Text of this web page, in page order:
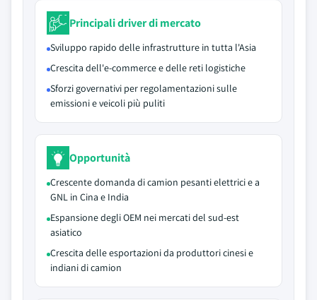
Principali driver di mercato
Sviluppo rapido delle infrastrutture in tutta l'Asia
Crescita dell'e-commerce e delle reti logistiche
Sforzi governativi per regolamentazioni sulle
emissioni e veicoli più puliti
Opportunità
Crescente domanda di camion pesanti elettrici e a
GNL in Cina e India
Espansione degli OEM nei mercati del sud-est
asiatico
Crescita delle esportazioni da produttori cinesi e
indiani di camion